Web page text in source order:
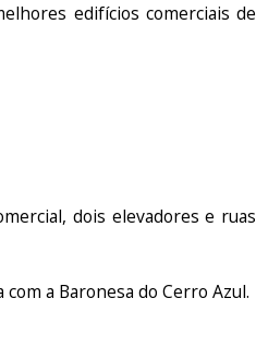
edifícios comerciais de
dois elevadores e ruas
a Baronesa do Cerro Azul.